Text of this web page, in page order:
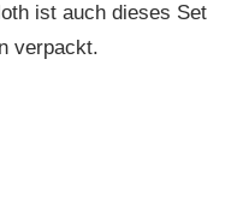
ist auch dieses Set
verpackt.